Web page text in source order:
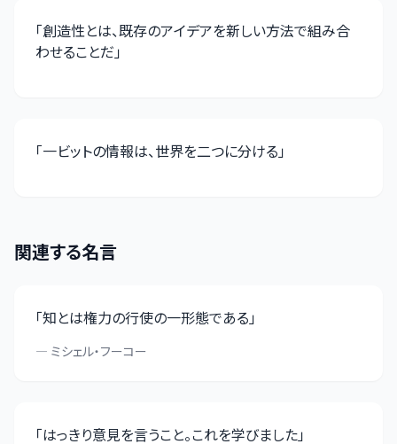
「創造性とは、既存のアイデアを新しい方法で組み合
わせることだ」
「一ビットの情報は、世界を二つに分ける」
関連する名言
「知とは権力の行使の一形態である」
— ミシェル・フーコー
「はっきり意見を言うこと。これを学びました」